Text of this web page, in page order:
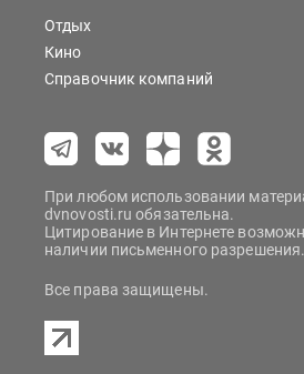
Отдых
Кино
Справочник компаний
При любом использовании
dvnovosti.ru обязательна.
Цитирование в Интернете
наличии письменного разрешения.
Все права защищены.